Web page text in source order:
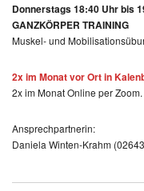
Donnerstags 18:40 Uhr bis
GANZKÖRPER TRAINING
Muskel- und
2x im Monat vor Ort in
2x im Monat Online per Zoom.
Ansprechpartnerin:
Daniela Winten-Krahm